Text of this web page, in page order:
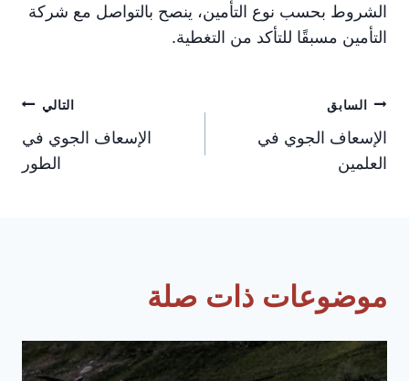
الشروط بحسب نوع التأمين، ينصح بالتواصل مع شركة
التأمين مسبقًا للتأكد من التغطية.
تصفّح
المقالات
السابق
الإسعاف الجوي في
العلمين
التالي
الإسعاف الجوي في
الطور
موضوعات ذات صلة